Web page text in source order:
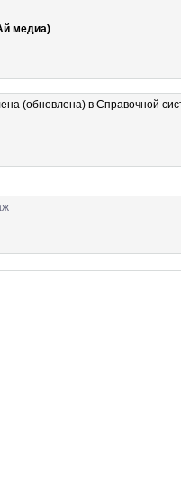
медиа)
(обновлена) в Справочной